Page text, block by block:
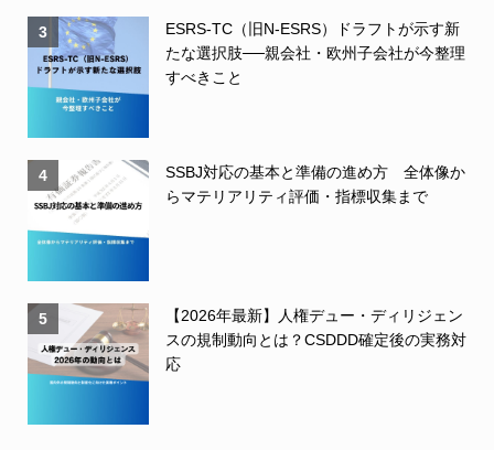
3
ESRS-TC（旧N-ESRS）ドラフトが示す新
たな選択肢──親会社・欧州子会社が今整理
すべきこと
4
SSBJ対応の基本と準備の進め方 全体像か
らマテリアリティ評価・指標収集まで
5
【2026年最新】人権デュー・ディリジェン
スの規制動向とは？CSDDD確定後の実務対
応